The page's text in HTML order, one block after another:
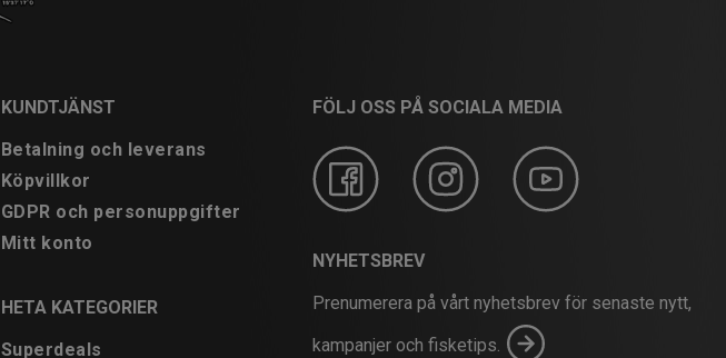
KUNDTJÄNST
Betalning och leverans
Köpvillkor
GDPR och personuppgifter
Mitt konto
HETA KATEGORIER
Superdeals
FÖLJ OSS PÅ SOCIALA MEDIA
NYHETSBREV
Prenumerera på vårt nyhetsbrev för senaste nytt,
kampanjer och fisketips.